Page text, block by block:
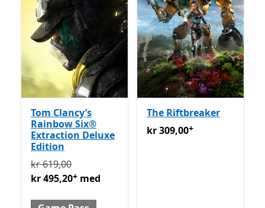
Tom Clancy’s
Rainbow Six®
Extraction Deluxe
Edition
Opprinnelig kr 619,00 nå kr 495,20 med Game Pass
kr 619,00
kr 495,20+ med
The Riftbreaker
kr 309,00Tilbyr kjøp i
kr 309,00+